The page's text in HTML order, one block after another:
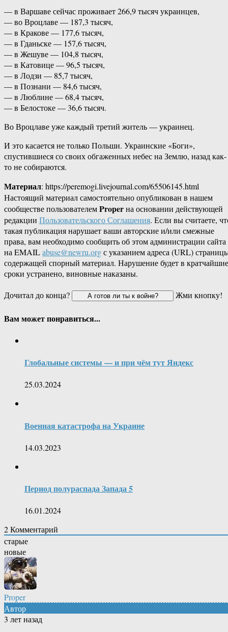
— в Варшаве сейчас проживает 266,9 тысяч украинцев,
— во Вроцлаве — 187,3 тысяч,
— в Кракове — 177,6 тысяч,
— в Гданьске — 157,6 тысяч,
— в Жешуве — 104,8 тысяч,
— в Катовице — 96,5 тысяч,
— в Лодзи — 85,7 тысяч,
— в Познани — 84,6 тысяч,
— в Люблине — 68,4 тысяч,
— в Белостоке — 36,6 тысяч.
Во Вроцлаве уже каждый третий житель — украинец.
И это касается не только Польши. Украинские «Боги»,
спустившиеся со своих обгаженных небес на Землю, назад как-
то не собираются.
Материал: https://peremogi.livejournal.com/65506145.html
Настоящий материал самостоятельно опубликован в нашем
сообществе пользователемProperна основании действующей
редакции Пользовательского Соглашения. Если вы считаете,
такая публикация нарушает ваши авторские и/или смежные
права, вам необходимо сообщить об этом администрации сайта
на EMAILabuse@newru.orgс указанием адреса (URL)
содержащей спорный материал. Нарушение будет в кратчайшие
сроки устранено, виновные наказаны.
Дочитал до конца?
Жми кнопку!
Вам может понравиться...
Глобальные системы — и при чём тут Яндекс
25.03.2024
Военная катастрофа на Украине
14.03.2023
Период полураспада Запада 5
16.01.2024
2Комментарий
старые
новые
Proper
Автор
3 лет назад